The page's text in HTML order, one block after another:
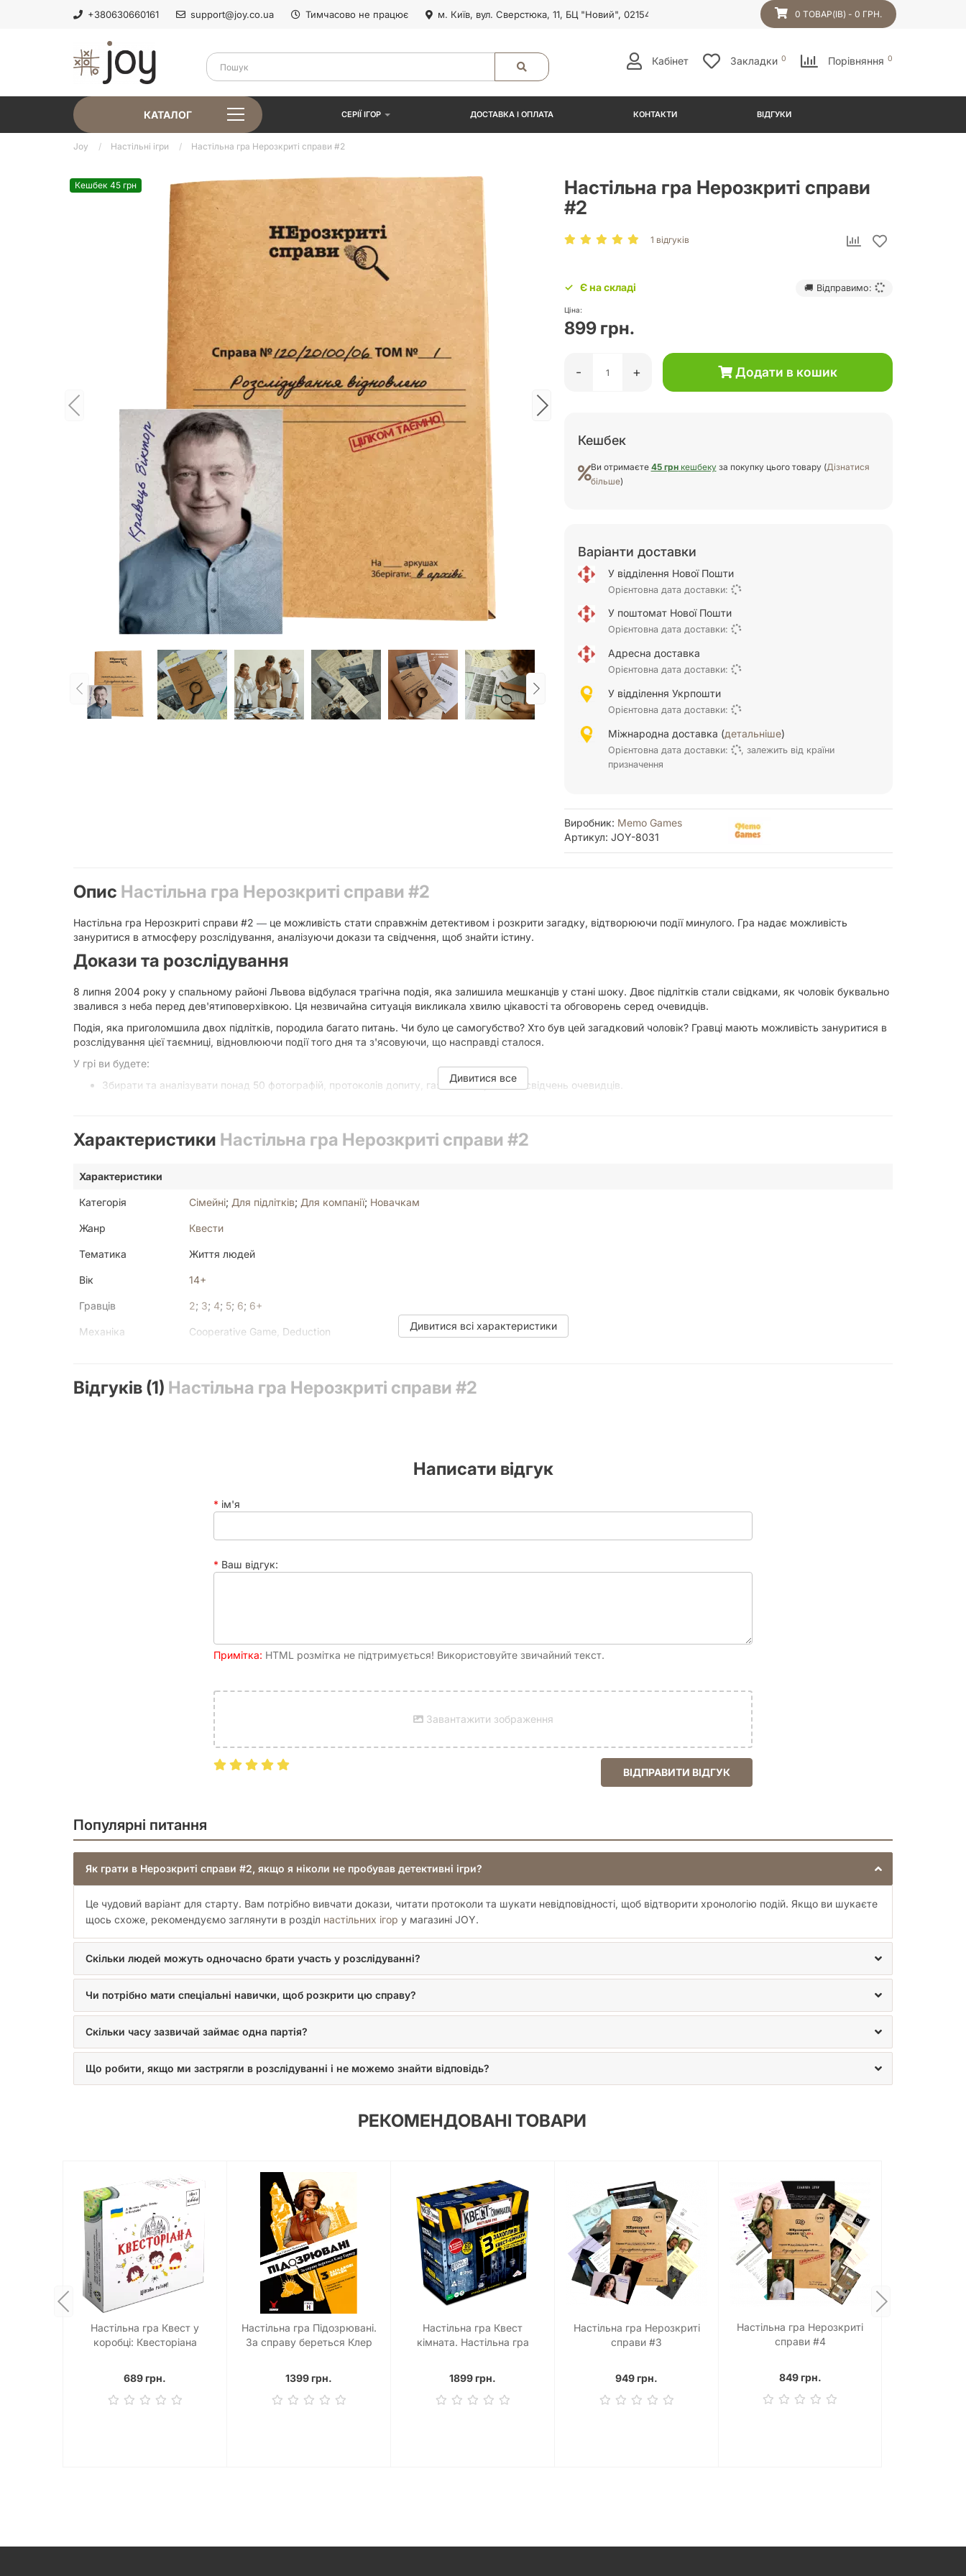
+380630660161 support@joy.co.ua Тимчасово не працює м. Київ, вул. Сверстюка, 11, БЦ "Новий", 02154 0 ТОВАР(ІВ) - 0 ГРН.
Кабінет Закладки 0 Порівняння 0
КАТАЛОГ СЕРІЇ ІГОР ДОСТАВКА І ОПЛАТА КОНТАКТИ ВІДГУКИ
Joy Настільні ігри Настільна гра Нерозкриті справи #2
Кешбек 45 грн
Настільна гра Нерозкриті справи
#2
1 відгуків
Є на складі 🚚 Відправимо:
Ціна:
899 грн.
- + Додати в кошик
Кешбек
Ви отримаєте 45 грнкешбекуза покупку цього товару (Дізнатися
більше)
Варіанти доставки
У відділення Нової Пошти
Орієнтовна дата доставки:
У поштомат Нової Пошти
Орієнтовна дата доставки:
Адресна доставка
Орієнтовна дата доставки:
У відділення Укрпошти
Орієнтовна дата доставки:
Міжнародна доставка (детальніше)
Орієнтовна дата доставки:
, залежить від країни
призначення
Виробник: Memo Games
Артикул: JOY-8031
Опис Настільна гра Нерозкриті справи #2
Настільна гра Нерозкриті справи #2 — це можливість стати справжнім детективом і розкрити загадку, відтворюючи події минулого. Гра надає можливість
зануритися в атмосферу розслідування, аналізуючи докази та свідчення, щоб знайти істину.
Докази та розслідування
8 липня 2004 року у спальному районі Львова відбулася трагічна подія, яка залишила мешканців у стані шоку. Двоє підлітків стали свідками, як чоловік буквально
звалився з неба перед дев'ятиповерхівкою. Ця незвичайна ситуація викликала хвилю цікавості та обговорень серед очевидців.
Подія, яка приголомшила двох підлітків, породила багато питань. Чи було це самогубство? Хто був цей загадковий чоловік? Гравці мають можливість зануритися в
розслідування цієї таємниці, відновлюючи події того дня та з'ясовуючи, що насправді сталося.
У грі ви будете:
Збирати та аналізувати понад 50 фотографій, протоколів допиту, газетних вирізок та свідчень очевидців.
Розкрийте злочин
справжнього детективного розслідування, де кожна дрібниця має значення.
Якщо ви завжди мріяли стати детективом, ця гра надасть вам таку можливість. Відчуйте себе частиною Скотленд-Ярду, розкриваючи найскладніші таємниці.
Зануртеся у світ детективів та розкрийте загадку!
Дивитися все
Характеристики Настільна гра Нерозкриті справи #2
Характеристики
Категорія Сімейні; Для підлітків; Для компанії; Новачкам
Жанр Квести
Тематика Життя людей
Вік 14+
Гравців 2; 3; 4; 5; 6; 6+
Механіка Cooperative Game, Deduction
Текст у грі Багато
Дивитися всі характеристики
Відгуків (1) Настільна гра Нерозкриті справи #2
Написати відгук
ім'я
Ваш відгук:
Примітка: HTML розмітка не підтримується! Використовуйте звичайний текст.
Завантажити зображення
ВІДПРАВИТИ ВІДГУК
Популярні питання
Як грати в Нерозкриті справи #2, якщо я ніколи не пробував детективні ігри?
Це чудовий варіант для старту. Вам потрібно вивчати докази, читати протоколи та шукати невідповідності, щоб відтворити хронологію подій. Якщо ви шукаєте
щось схоже, рекомендуємо заглянути в розділ настільних ігор у магазині JOY.
Скільки людей можуть одночасно брати участь у розслідуванні?
Чи потрібно мати спеціальні навички, щоб розкрити цю справу?
Скільки часу зазвичай займає одна партія?
Що робити, якщо ми застрягли в розслідуванні і не можемо знайти відповідь?
РЕКОМЕНДОВАНІ ТОВАРИ
Настільна гра Квест у
коробці: Квесторіана
689 грн.
Настільна гра Підозрювані.
За справу береться Клер
1399 грн.
Настільна гра Квест
кімната. Настільна гра
1899 грн.
Настільна гра Нерозкриті
справи #3
949 грн.
Настільна гра Нерозкриті
справи #4
849 грн.